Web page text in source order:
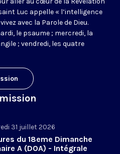
Luc appelle « l’intelligence
avec la Parole de Dieu.
le psaume ; mercredi, la
; vendredi, les quatre
31 juillet 2026
du 18eme Dimanche
A (DOA) - Intégrale